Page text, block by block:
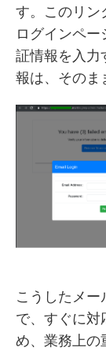
す。このリン
ログインペ
証情報を入力
報は、そのま
こうしたメ
で、すぐに対
め、業務上の